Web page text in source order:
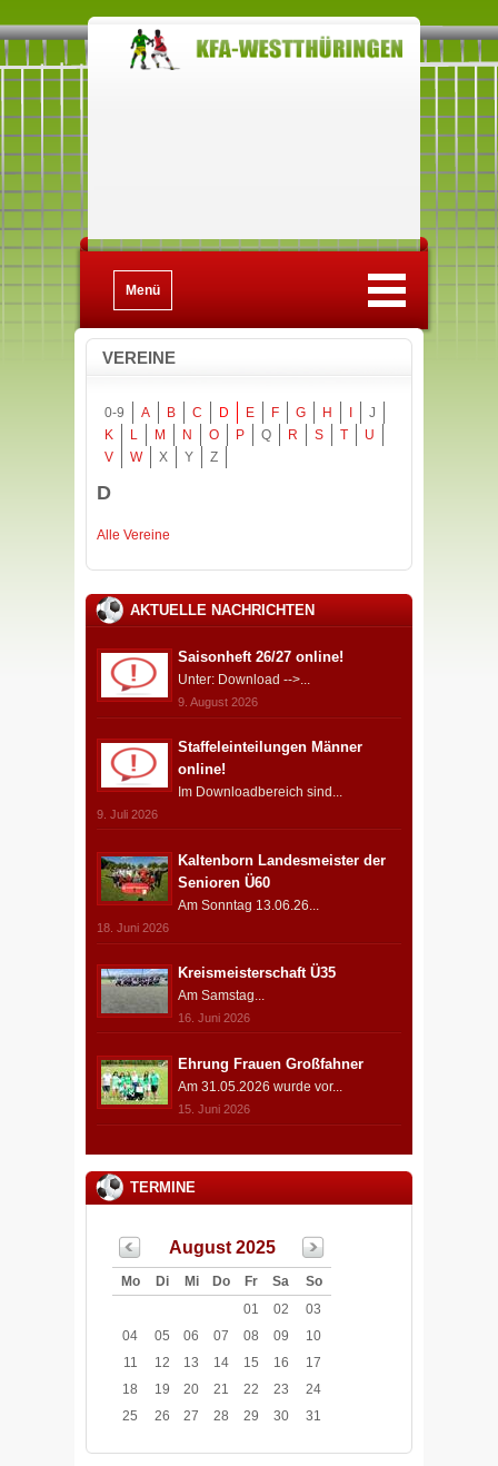
Menü
VEREINE
0-9 A B C D E F G H
J
K
L M N O P Q R S T
U
V
W X Y Z
D
Alle Vereine
AKTUELLE NACHRICHTEN
Saisonheft 26/27 online!
Unter: Download -->...
9. August 2026
Staffeleinteilungen Männer
online!
Im Downloadbereich sind...
9. Juli 2026
Kaltenborn Landesmeister der
Senioren Ü60
Am Sonntag 13.06.26...
18. Juni 2026
Kreismeisterschaft Ü35
Am Samstag...
16. Juni 2026
Ehrung Frauen Großfahner
Am 31.05.2026 wurde vor...
15. Juni 2026
TERMINE
August 2025
Mo Di Mi Do Fr Sa
So
01
02
03
04
05 06 07 08 09
10
11
12 13 14 15 16
17
18
19 20 21 22 23
24
25
26 27 28 29 30 31